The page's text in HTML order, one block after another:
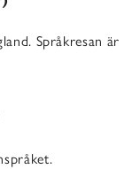
Språkresan är